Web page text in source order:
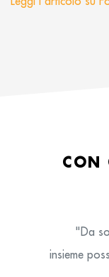
CON
"Da
insieme